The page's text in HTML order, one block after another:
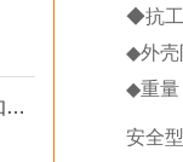
不锈钢压力表的结构原理、使用须知、用途和特点
◆抗工
◆外壳
◆重量
安全